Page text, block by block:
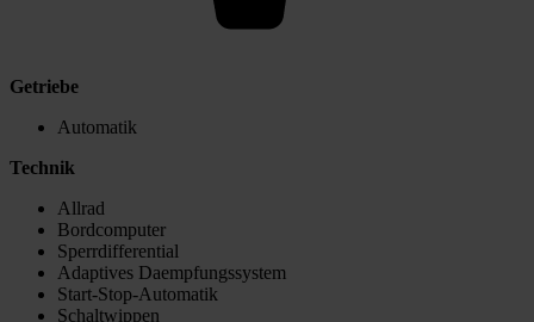
Getriebe
Automatik
Technik
Allrad
Bordcomputer
Sperrdifferential
Adaptives Daempfungssystem
Start-Stop-Automatik
Schaltwippen